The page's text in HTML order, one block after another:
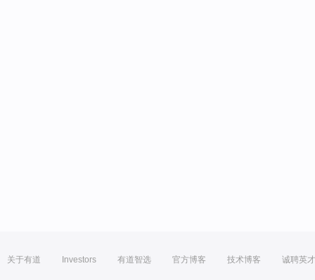
关于有道 Investors 有道智选 官方博客 技术博客 诚聘英才